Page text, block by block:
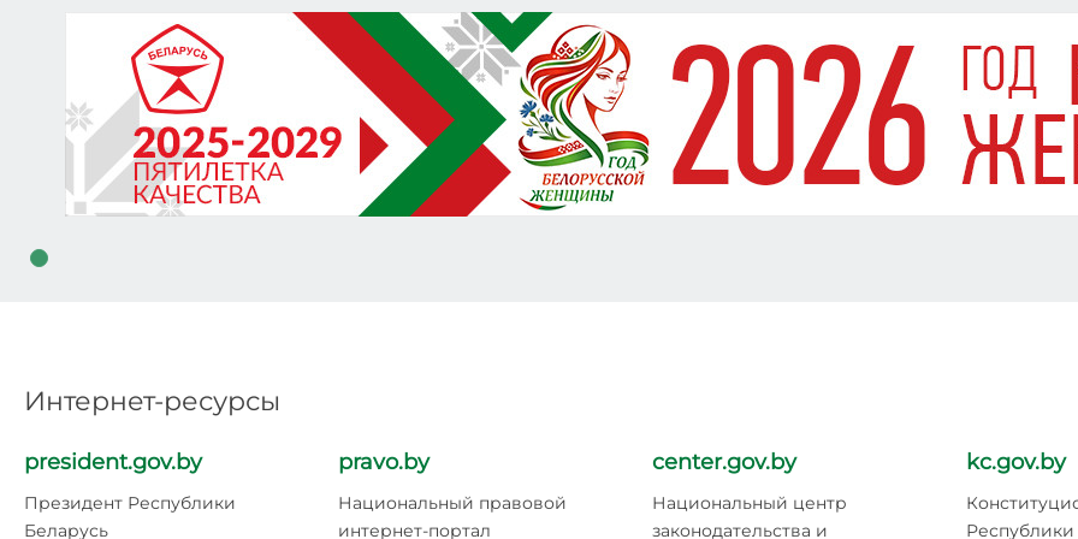
Интернет-ресурсы
president.gov.by
Президент Республики
Беларусь
pravo.by
Национальный правовой
интернет-портал
center.gov.by
Национальный центр
законодательства и
kc.gov.by